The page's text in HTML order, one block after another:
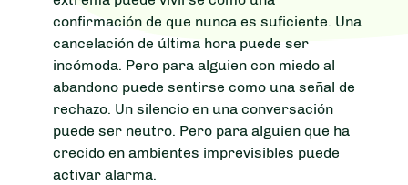
confirmación de que nunca es suficiente. Una
cancelación de última hora puede ser
incómoda. Pero para alguien con miedo al
abandono puede sentirse como una señal de
rechazo. Un silencio en una conversación
puede ser neutro. Pero para alguien que ha
crecido en ambientes imprevisibles puede
activar alarma.